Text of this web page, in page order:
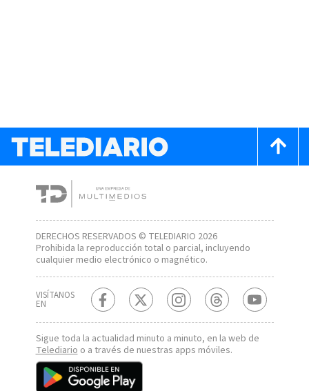
DERECHOS RESERVADOS © TELEDIARIO 2026
Prohibida la reproducción total o parcial, incluyendo
cualquier medio electrónico o magnético.
VISÍTANOS
EN
Sigue toda la actualidad minuto a minuto, en la web de
Telediarioo a través de nuestras apps móviles.